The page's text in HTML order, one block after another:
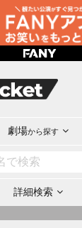
劇場から探す
詳細検索